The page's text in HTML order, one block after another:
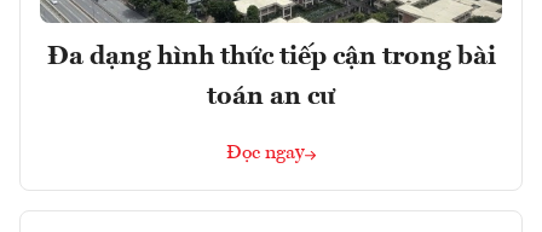
Đa dạng hình thức tiếp cận trong bài
toán an cư
Đọc ngay